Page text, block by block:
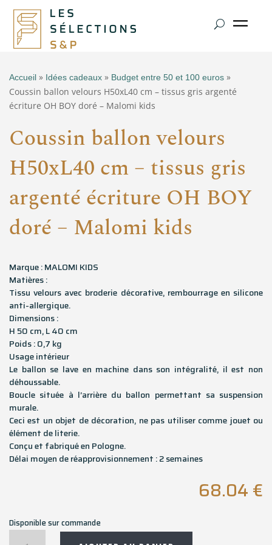
Accueil » Idées cadeaux » Budget entre 50 et 100 euros »
Coussin ballon velours H50xL40 cm – tissus gris argenté
écriture OH BOY doré – Malomi kids
Coussin ballon velours
H50xL40 cm – tissus gris
argenté écriture OH BOY
doré – Malomi kids
Marque : MALOMI KIDS
Matières :
Tissu velours avec broderie décorative, rembourrage en silicone
anti-allergique.
Dimensions :
H 50 cm, L 40 cm
Poids : 0,7 kg
Usage intérieur
Le ballon se lave en machine dans son intégralité, il est non
déhoussable.
Boucle située à l’arrière du ballon permettant sa suspension
murale.
Ceci est un objet de décoration, ne pas utiliser comme jouet ou
élément de literie.
Conçu et fabriqué en Pologne.
Délai moyen de réapprovisionnement : 2 semaines
68.04 €
Disponible sur commande